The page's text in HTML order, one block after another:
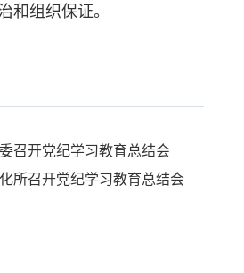
和组织保证。
召开党纪学习教育总结会
所召开党纪学习教育总结会